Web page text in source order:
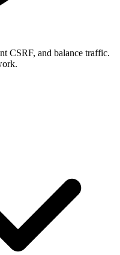
CSRF, and balance traffic.